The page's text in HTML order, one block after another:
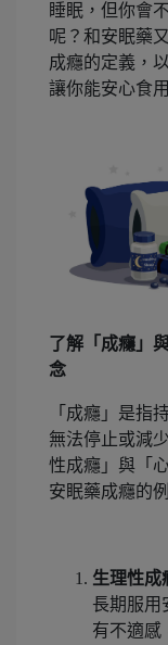
睡眠，但你會
呢？和安眠藥
成癮的定義，
讓你能安心食
了解「成癮」
念
「成癮」是指
無法停止或減
性成癮」與「
安眠藥成癮的
生理性成
長期服用
有不適感